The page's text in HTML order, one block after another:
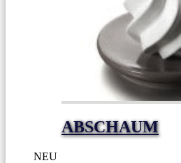
ABSCHAUM
NEU